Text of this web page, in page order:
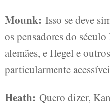
Mounk: Isso se deve
os pensadores do
alemães, e Hegel e
particularmente
Heath: Quero dizer,